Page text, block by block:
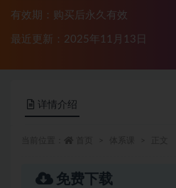
有效期：购买后永久有效
最近更新：2025年11月13日
详情介绍
免费下载